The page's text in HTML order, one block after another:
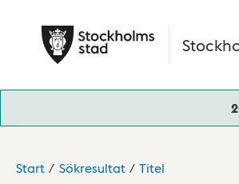
Start Sökresultat Titel